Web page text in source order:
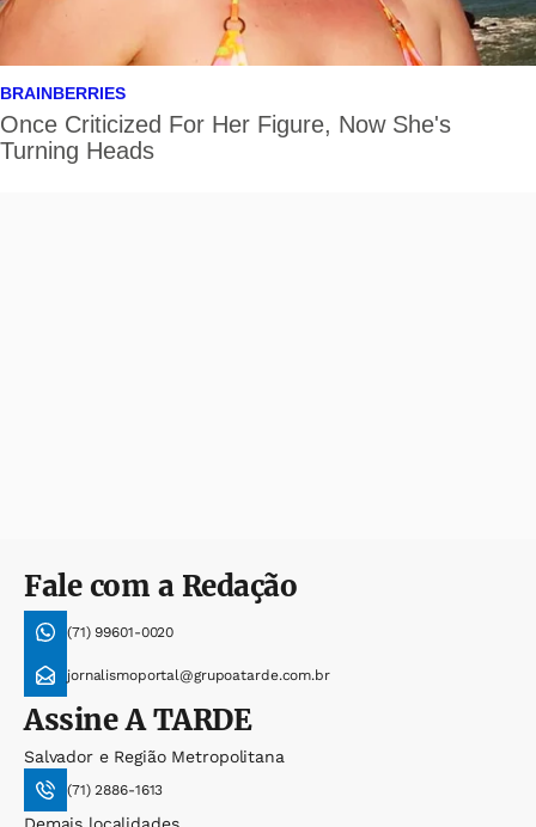
Fale com a Redação
(71) 99601-0020
jornalismoportal@grupoatarde.com.br
AssineA TARDE
Salvador e Região Metropolitana
(71) 2886-1613